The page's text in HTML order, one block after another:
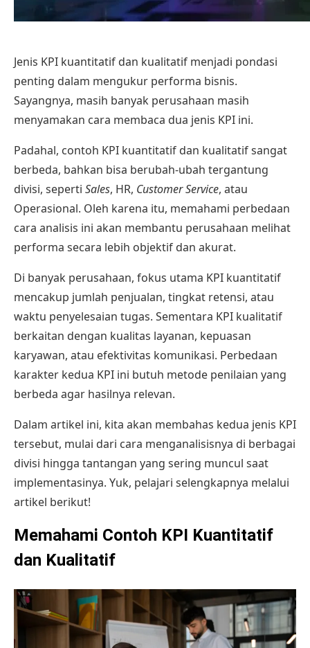
Jenis KPI kuantitatif dan kualitatif menjadi pondasi
penting dalam mengukur performa bisnis.
Sayangnya, masih banyak perusahaan masih
menyamakan cara membaca dua jenis KPI ini.
Padahal, contoh KPI kuantitatif dan kualitatif sangat
berbeda, bahkan bisa berubah-ubah tergantung
divisi, seperti Sales, HR, Customer Service, atau
Operasional. Oleh karena itu, memahami perbedaan
cara analisis ini akan membantu perusahaan melihat
performa secara lebih objektif dan akurat.
Di banyak perusahaan, fokus utama KPI kuantitatif
mencakup jumlah penjualan, tingkat retensi, atau
waktu penyelesaian tugas. Sementara KPI kualitatif
berkaitan dengan kualitas layanan, kepuasan
karyawan, atau efektivitas komunikasi. Perbedaan
karakter kedua KPI ini butuh metode penilaian yang
berbeda agar hasilnya relevan.
Dalam artikel ini, kita akan membahas kedua jenis KPI
tersebut, mulai dari cara menganalisisnya di berbagai
divisi hingga tantangan yang sering muncul saat
implementasinya. Yuk, pelajari selengkapnya melalui
artikel berikut!
Memahami Contoh KPI Kuantitatif
dan Kualitatif